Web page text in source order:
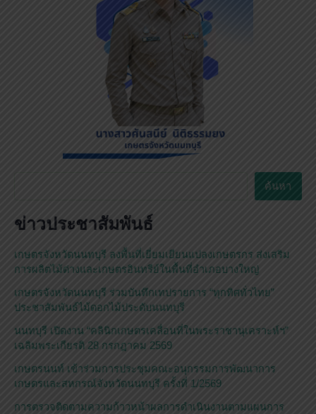
า
ค้นหา
ข่าวประชาสัมพันธ์
เกษตรจังหวัดนนทบุรี ลงพื้นที่เยี่ยมเยียนแปลงเกษตรกร ส่งเสริม
การผลิตไม้ด่างและเกษตรอินทรีย์ในพื้นที่อำเภอบางใหญ่
เกษตรจังหวัดนนทบุรี ร่วมบันทึกเทปรายการ “ทุกทิศทั่วไทย”
ประชาสัมพันธ์ไม้ดอกไม้ประดับนนทบุรี
นนทบุรี เปิดงาน “คลินิกเกษตรเคลื่อนที่ในพระราชานุเคราะห์ฯ”
เฉลิมพระเกียรติ 28 กรกฎาคม 2569
เกษตรนนท์ เข้าร่วมการประชุมคณะอนุกรรมการพัฒนาการ
เกษตรและสหกรณ์จังหวัดนนทบุรี ครั้งที่ 1/2569
การตรวจติดตามความก้าวหน้าผลการดำเนินงานตามแผนการ